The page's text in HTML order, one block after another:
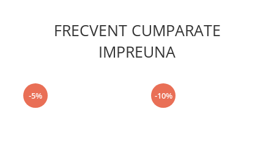
FRECVENT CUMPARATE
IMPREUNA
-5% -10%